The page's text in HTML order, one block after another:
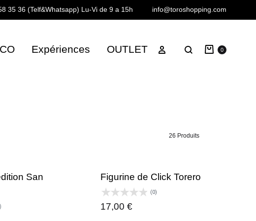
35 36 (Telf&Whatsapp) Lu-Vi de 9 a 15h info@toroshopping.com
Expériences OUTLET Se connecter
ChercherPanier
0
26 Produits
San
Figurine de Click Torero
(0)
17,00 €